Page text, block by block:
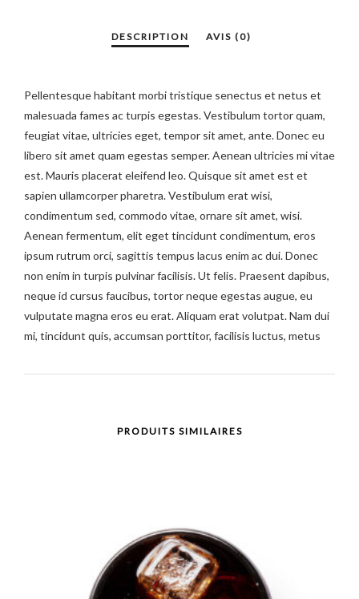
Pellentesque habitant morbi tristique senectus et netus et
malesuada fames ac turpis egestas. Vestibulum tortor quam,
feugiat vitae, ultricies eget, tempor sit amet, ante. Donec eu
libero sit amet quam egestas semper. Aenean ultricies mi vitae
est. Mauris placerat eleifend leo. Quisque sit amet est et
sapien ullamcorper pharetra. Vestibulum erat wisi,
condimentum sed, commodo vitae, ornare sit amet, wisi.
Aenean fermentum, elit eget tincidunt condimentum, eros
ipsum rutrum orci, sagittis tempus lacus enim ac dui. Donec
non enim in turpis pulvinar facilisis. Ut felis. Praesent dapibus,
neque id cursus faucibus, tortor neque egestas augue, eu
vulputate magna eros eu erat. Aliquam erat volutpat. Nam dui
mi, tincidunt quis, accumsan porttitor, facilisis luctus, metus
PRODUITS SIMILAIRES